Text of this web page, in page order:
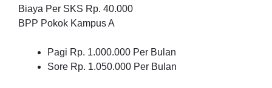
Biaya Per SKS Rp. 40.000
BPP Pokok Kampus A
Pagi Rp. 1.000.000 Per Bulan
Sore Rp. 1.050.000 Per Bulan